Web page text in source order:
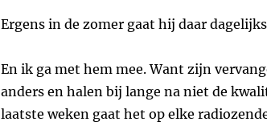
Ergens in de zomer gaat hij daar
En ik ga met hem mee. Want zijn
anders en halen bij lange na niet de
laatste weken gaat het op elke